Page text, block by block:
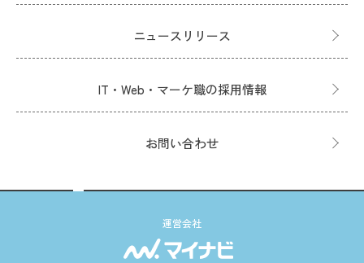
ニュースリリース
IT・Web・マーケ職の採用情報
お問い合わせ
運営会社